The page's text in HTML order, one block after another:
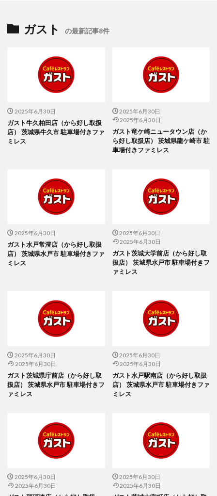
ガスト の最新記事8件
2025年6月30日
ガスト牛久柏田店（から好し取扱
店） 茨城県牛久市 駐車場付きファ
ミレス
2025年6月30日
2025年6月30日
ガスト竜ケ崎ニュータウン店（か
ら好し取扱店） 茨城県龍ケ崎市 駐
車場付きファミレス
2025年6月30日
ガスト水戸常澄店（から好し取扱
店） 茨城県水戸市 駐車場付きファ
ミレス
2025年6月30日
2025年6月30日
ガスト茨城大学前店（から好し取
扱店） 茨城県水戸市 駐車場付きフ
ァミレス
2025年6月30日
2025年6月30日
ガスト茨城県庁前店（から好し取
扱店） 茨城県水戸市 駐車場付きフ
ァミレス
2025年6月30日
2025年6月30日
ガスト水戸駅南店（から好し取扱
店） 茨城県水戸市 駐車場付きファ
ミレス
2025年6月30日
2025年6月30日
2025年6月30日
2025年6月30日